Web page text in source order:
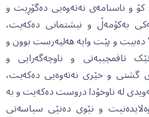
و ناسنامەی نەتەوەیی دەگۆڕیت و
بەکۆمەڵ و نیشتمانی دەکەیت،
دەبیت و پێت وایە هەلپەرست بوون و
تاقمچییەتی و ناوچەگەرایی و
گشتی و خێری نەتەوەیی دەکەیت،
لە ناوخۆدا دروست دەکەیت و بە
و نێوی دەنێی سیاسەتی